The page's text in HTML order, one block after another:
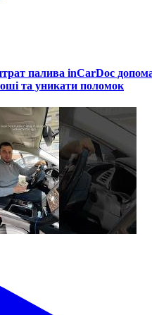
палива inCarDoc
та уникати поломок